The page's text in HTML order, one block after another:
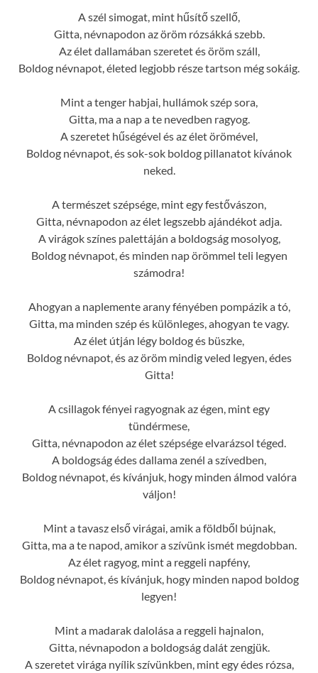
A szél simogat, mint hűsítő szellő,
Gitta, névnapodon az öröm rózsákká szebb.
Az élet dallamában szeretet és öröm száll,
Boldog névnapot, életed legjobb része tartson még sokáig.
Mint a tenger habjai, hullámok szép sora,
Gitta, ma a nap a te nevedben ragyog.
A szeretet hűségével és az élet örömével,
Boldog névnapot, és sok-sok boldog pillanatot kívánok
neked.
A természet szépsége, mint egy festővászon,
Gitta, névnapodon az élet legszebb ajándékot adja.
A virágok színes palettáján a boldogság mosolyog,
Boldog névnapot, és minden nap örömmel teli legyen
számodra!
Ahogyan a naplemente arany fényében pompázik a tó,
Gitta, ma minden szép és különleges, ahogyan te vagy.
Az élet útján légy boldog és büszke,
Boldog névnapot, és az öröm mindig veled legyen, édes
Gitta!
A csillagok fényei ragyognak az égen, mint egy
tündérmese,
Gitta, névnapodon az élet szépsége elvarázsol téged.
A boldogság édes dallama zenél a szívedben,
Boldog névnapot, és kívánjuk, hogy minden álmod valóra
váljon!
Mint a tavasz első virágai, amik a földből bújnak,
Gitta, ma a te napod, amikor a szívünk ismét megdobban.
Az élet ragyog, mint a reggeli napfény,
Boldog névnapot, és kívánjuk, hogy minden napod boldog
legyen!
Mint a madarak dalolása a reggeli hajnalon,
Gitta, névnapodon a boldogság dalát zengjük.
A szeretet virága nyílik szívünkben, mint egy édes rózsa,